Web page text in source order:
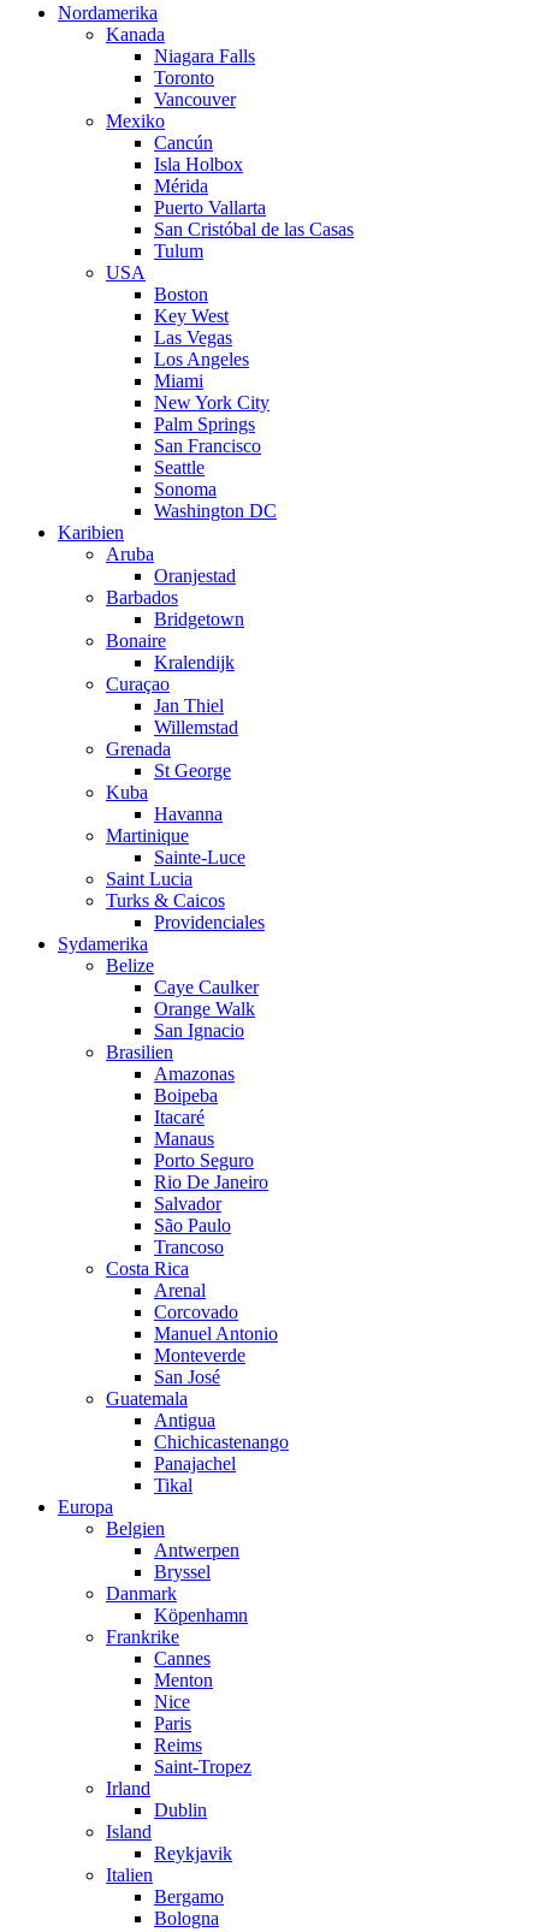
Nordamerika
Kanada
Niagara Falls
Toronto
Vancouver
Mexiko
Cancún
Isla Holbox
Mérida
Puerto Vallarta
San Cristóbal de las Casas
Tulum
USA
Boston
Key West
Las Vegas
Los Angeles
Miami
New York City
Palm Springs
San Francisco
Seattle
Sonoma
Washington DC
Karibien
Aruba
Oranjestad
Barbados
Bridgetown
Bonaire
Kralendijk
Curaçao
Jan Thiel
Willemstad
Grenada
St George
Kuba
Havanna
Martinique
Sainte-Luce
Saint Lucia
Turks & Caicos
Providenciales
Sydamerika
Belize
Caye Caulker
Orange Walk
San Ignacio
Brasilien
Amazonas
Boipeba
Itacaré
Manaus
Porto Seguro
Rio De Janeiro
Salvador
São Paulo
Trancoso
Costa Rica
Arenal
Corcovado
Manuel Antonio
Monteverde
San José
Guatemala
Antigua
Chichicastenango
Panajachel
Tikal
Europa
Belgien
Antwerpen
Bryssel
Danmark
Köpenhamn
Frankrike
Cannes
Menton
Nice
Paris
Reims
Saint-Tropez
Irland
Dublin
Island
Reykjavik
Italien
Bergamo
Bologna